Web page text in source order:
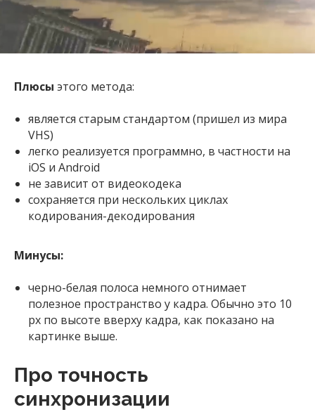
Плюсы этого метода:
является старым стандартом (пришел из мира
VHS)
легко реализуется программно, в частности на
iOS и Android
не зависит от видеокодека
сохраняется при нескольких циклах
кодирования-декодирования
Минусы:
черно-белая полоса немного отнимает
полезное пространство у кадра. Обычно это 10
px по высоте вверху кадра, как показано на
картинке выше.
Про точность
синхронизации